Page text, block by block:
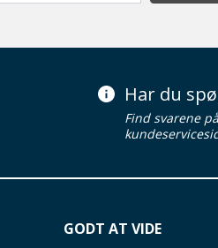
Har du
Find svarene
GODT AT VIDE